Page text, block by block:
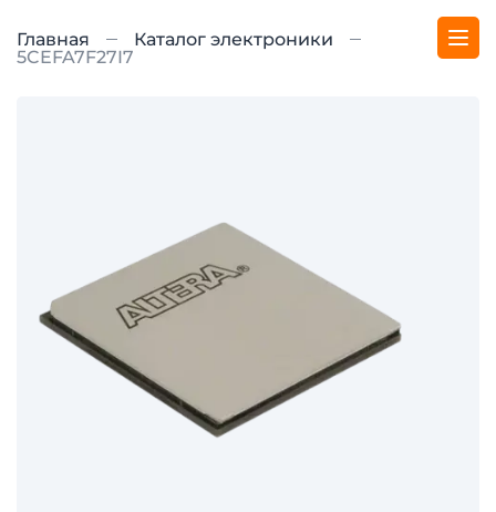
Главная
Каталог электроники
5CEFA7F27I7